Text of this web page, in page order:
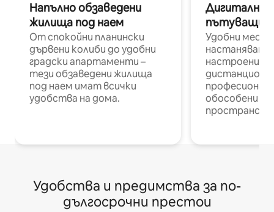
Напълно обзаведени
жилища под наем
От спокойни планински
дървени колиби до удобни
градски апартаменти –
тези обзаведени жилища
под наем имат всички
удобства на дома.
Дигитални
пътуващи
Удобни
настаняване
настроени и
обособени
Удобства и предимства за по-
дългосрочни престои